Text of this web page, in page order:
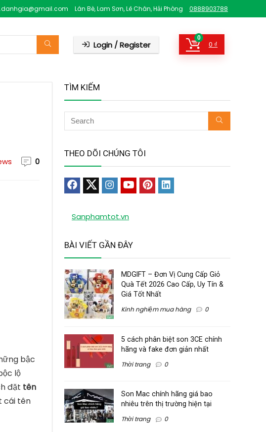
Lán Bè, Lam Sơn, Lê Chân, Hải Phòng 0888903788
Login / Register
0
0 ₫
0
bậc
lộ
đặt tên
cái tên
TÌM KIẾM
THEO DÕI CHÚNG TÔI
Sanphamtot.vn
BÀI VIẾT GẦN ĐÂY
MDGIFT – Đơn Vị Cung Cấp Giỏ
Quà Tết 2026 Cao Cấp, Uy Tín &
Giá Tốt Nhất
Kinh nghiệm mua hàng 0
5 cách phân biệt son 3CE chính
hãng và fake đơn giản nhất
Thời trang 0
Son Mac chính hãng giá bao
nhiêu trên thị trường hiện tại
Thời trang 0